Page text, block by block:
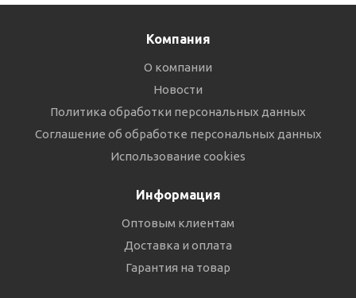
Компания
О компании
Новости
Политика обработки персональных данных
Соглашение об обработке персональных данных
Использование cookies
Информация
Оптовым клиентам
Доставка и оплата
Гарантия на товар